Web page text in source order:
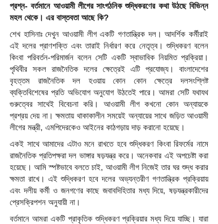
প্রশ্ন- বর্তমানে আওয়ামী লীগের সাংগঠনিক শুদ্ধিকরণের কথা উঠছে বিভিন্ন
মহল থেকে। এর বাস্তবতা আছে কি?
শেখ হাসিনাঃ দেখুন আওয়ামী লীগ একটি গণতান্ত্রিক দল। আদর্শিক কর্মীরাই
এই দলের প্রাণশক্তি এবং তারাই নির্ধারণ করে নেতৃত্ব। শুদ্ধিকরণ বলেন
কিংবা পরিবর্তন-পরিমার্জন বলেন সেটি একটি স্বাভাবিক নিয়মিত প্রক্রিয়া।
পৃথিবীর সকল রাজনৈতিক দলের ক্ষেত্রেই এটি প্রযোজ্য। বাংলাদেশের
বৃহত্তম রাজনৈতিক দল হওয়ায় কোন কোন ক্ষেত্রে দলসংশ্লিষ্ট
ব্যক্তিবিশেষের প্রতি অভিযোগ অনুযোগ উঠতেই পারে। আমরা সেটি যথাযথ
গুরুত্বের সাথেই বিবেচনা করি। আওয়ামী লীগ কখনো কোন অন্যায়কে
প্রশ্রয় দেয় না। ক্ষমতায় থাকাকালীন সময়েই অন্যায়ের সাথে জড়িত আওয়ামী
লীগের মন্ত্রী, এমপিদেরকেও আইনের কাঠগড়ায় দাড় করানো হয়েছে।
একই সাথে আমাদের এটাও মনে রাখতে হবে শুদ্ধিকরণ কিংবা রিফর্মের নামে
রাজনৈতিক প্রতিপক্ষরা দল ভাঙ্গার ষড়যন্ত্র করে। অনেকবার এই অপচেষ্টা করা
হয়েছে। আমি স্পষ্টভাবে বলতে চাই, আওয়ামী লীগ নিজেই তার ঘর শুদ্ধ করার
ক্ষমতা রাখে। এই শুদ্ধিকরণ হবে দলের অভ্যন্তরীণ গণতান্ত্রিক প্রক্রিয়ায়
এবং দলীয় কর্মী ও জনগণের কাছে জবাবদিহিতার মধ্য দিয়ে, ষড়যন্ত্রকারীদের
প্রেসক্রিপশন অনুযায়ী না।
বর্তমানে আমরা একটি প্রাকৃতিক শুদ্ধিকরণ প্রক্রিয়ার মধ্য দিয়ে যাচ্ছি। যারা